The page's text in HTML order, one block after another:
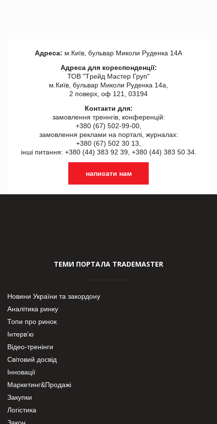
Адреса: м.Київ, бульвар Миколи Руденка 14А
Адреса для кореспонденції:
ТОВ "Tрейд Мастер Груп"
м.Київ, бульвар Миколи Руденка 14а,
2 поверх, оф 121, 03194
Контакти для:
замовлення треннгів, конференцій:
+380 (67) 502-99-00,
замовлення реклами на порталі, журналах:
+380 (67) 502 30 13,
інші питання: +380 (44) 383 92 39, +380 (44) 383 50 34.
написати нам
ТЕМИ ПОРТАЛА TRADEMASTER
Новини України та закордону
Аналітика ринку
Топи про ринок
Інтерв’ю
Відео-тренінги
Світовий досвід
Інновації
Маркетинг&Продажі
Закупки
Логістика
Закон